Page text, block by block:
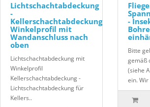
Lichtschachtabdeckung
-
Kellerschachtabdeckung
Winkelprofil mit
Wandanschluss nach
oben
Lichtschachtabdeckung mit
Winkelprofil
Kellerschachtabdeckung -
Lichtschachtabdeckung für
Kellers..
-
Bitte
gemäß
(siehe
ein.